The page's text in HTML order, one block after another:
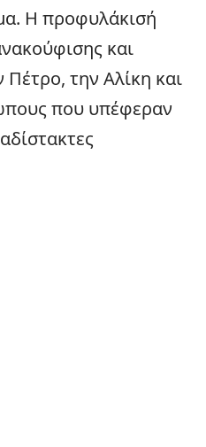
Η προφυλάκισή
και
την Αλίκη και
που υπέφεραν